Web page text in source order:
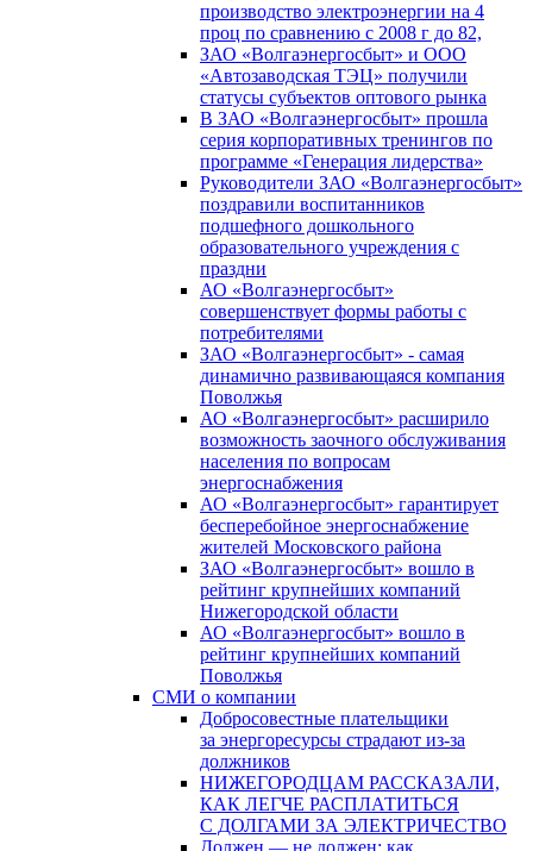
производство электроэнергии на 4
проц по сравнению с 2008 г до 82,
ЗАО «Волгаэнергосбыт» и ООО
«Автозаводская ТЭЦ» получили
статусы субъектов оптового рынка
В ЗАО «Волгаэнергосбыт» прошла
серия корпоративных тренингов по
программе «Генерация лидерства»
Руководители ЗАО «Волгаэнергосбыт»
поздравили воспитанников
подшефного дошкольного
образовательного учреждения с
праздни
АО «Волгаэнергосбыт»
совершенствует формы работы с
потребителями
ЗАО «Волгаэнергосбыт» - самая
динамично развивающаяся компания
Поволжья
АО «Волгаэнергосбыт» расширило
возможность заочного обслуживания
населения по вопросам
энергоснабжения
АО «Волгаэнергосбыт» гарантирует
бесперебойное энергоснабжение
жителей Московского района
ЗАО «Волгаэнергосбыт» вошло в
рейтинг крупнейших компаний
Нижегородской области
АО «Волгаэнергосбыт» вошло в
рейтинг крупнейших компаний
Поволжья
СМИ о компании
Добросовестные плательщики
за энергоресурсы страдают из-за
должников
НИЖЕГОРОДЦАМ РАССКАЗАЛИ,
КАК ЛЕГЧЕ РАСПЛАТИТЬСЯ
С ДОЛГАМИ ЗА ЭЛЕКТРИЧЕСТВО